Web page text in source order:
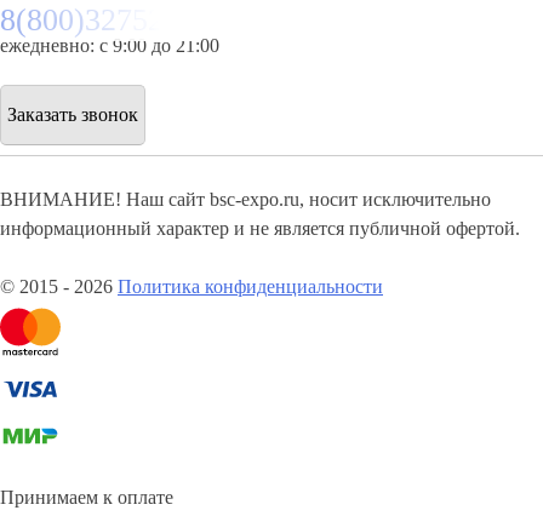
8(800)3275280
ежедневно: с 9:00 до 21:00
Заказать звонок
ВНИМАНИЕ! Наш сайт bsc-expo.ru, носит исключительно
информационный характер и не является публичной офертой.
© 2015 - 2026 Политика конфиденциальности
Принимаем к оплате